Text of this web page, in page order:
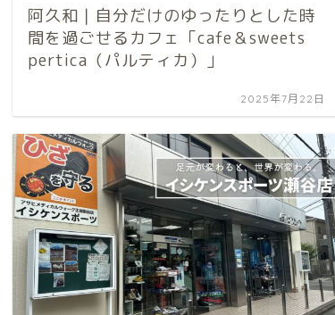
阿久和｜自分だけのゆったりとした時
間を過ごせるカフェ「cafe＆sweets
pertica（パルティカ）」
2025年7月22日